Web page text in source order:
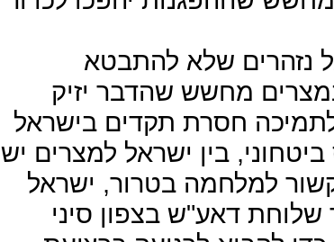
נזהרים שלא להתבטא
מחשש שהדבר יזיק
חסרת תקדים בישראל
בין ישראל למצרים יש
למלחמה בטרור, ישראל
דאע"ש בצפון סיני